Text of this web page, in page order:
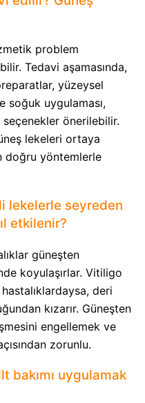
problem
Tedavi aşamasında,
yüzeysel
soğuk uygulaması,
önerilebilir.
lekeleri ortaya
doğru yöntemlerle
lekelerle seyreden
etkilenir?
güneşten
koyulaşırlar. Vitiligo
deri
kızarır. Güneşten
engellemek ve
zorunlu.
bakımı uygulamak